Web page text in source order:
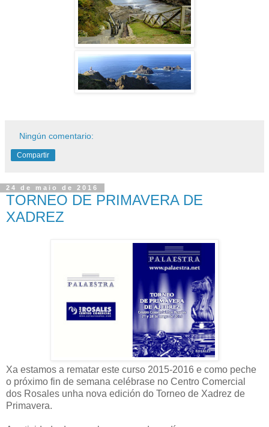
Ningún comentario:
Compartir
24 de maio de 2016
TORNEO DE PRIMAVERA DE
XADREZ
Xa estamos a rematar este curso 2015-2016 e como peche
o próximo fin de semana celébrase no Centro Comercial
dos Rosales unha nova edición do Torneo de Xadrez de
Primavera.